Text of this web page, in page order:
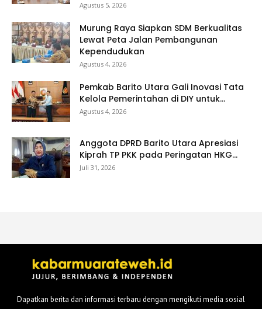
Agustus 5, 2026
Murung Raya Siapkan SDM Berkualitas
Lewat Peta Jalan Pembangunan
Kependudukan
Agustus 4, 2026
Pemkab Barito Utara Gali Inovasi Tata
Kelola Pemerintahan di DIY untuk...
Agustus 4, 2026
Anggota DPRD Barito Utara Apresiasi
Kiprah TP PKK pada Peringatan HKG...
Juli 31, 2026
Dapatkan berita dan informasi terbaru dengan mengikuti media sosial